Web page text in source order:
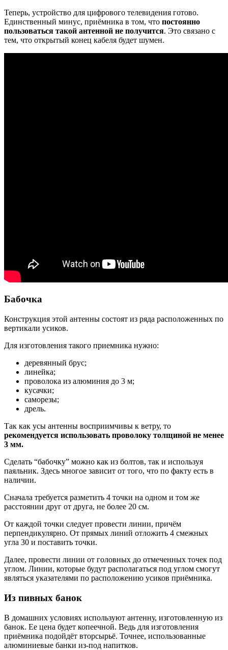
Теперь, устройство для цифрового телевидения готово.
Единственный минус, приёмника в том, что постоянно
пользоваться такой антенной не получится. Это связано с
тем, что открытый конец кабеля будет шумен.
Бабочка
Конструкция этой антенны состоят из ряда расположенных по
вертикали усиков.
Для изготовления такого приемника нужно:
деревянный брус;
линейка;
проволока из алюминия до 3 м;
кусачки;
саморезы;
дрель.
Так как усы антенны восприимчивы к ветру, то
рекомендуется использовать проволоку толщиной не менее
3 мм.
Сделать “бабочку” можно как из болтов, так и используя
паяльник. Здесь многое зависит от того, что по факту есть в
наличии.
Сначала требуется разметить 4 точки на одном и том же
расстоянии друг от друга, не более 20 см.
От каждой точки следует провести линии, причём
перпендикулярно. От прямых линий отложить 4 смежных
угла 30 и поставить точки.
Далее, провести линии от головных до отмеченных точек под
углом. Линии, которые будут располагаться под углом смогут
являться указателями по расположению усиков приёмника.
Из пивных банок
В домашних условиях используют антенну, изготовленную из
банок. Ее цена будет копеечной. Ведь для изготовления
приёмника подойдёт вторсырьё. Точнее, использованные
алюминиевые банки из-под напитков.